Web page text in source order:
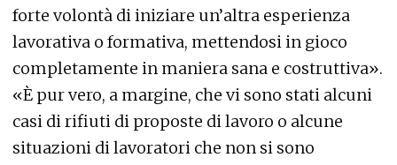
forte volontà di iniziare un’altra esperienza
lavorativa o formativa, mettendosi in gioco
completamente in maniera sana e costruttiva».
«È pur vero, a margine, che vi sono stati alcuni
casi di rifiuti di proposte di lavoro o alcune
situazioni di lavoratori che non si sono